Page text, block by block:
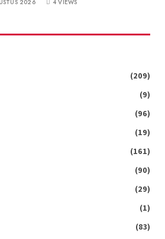
2026 4VIEWS
(209)
(9)
(96)
(19)
(161)
(90)
(29)
(1)
(83)